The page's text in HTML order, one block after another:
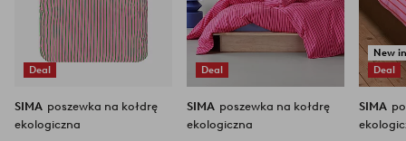
Deal
SIMA poszewka na kołdrę
ekologiczna
Deal
SIMA poszewka na kołdrę
ekologiczna
New
Deal
SIMA